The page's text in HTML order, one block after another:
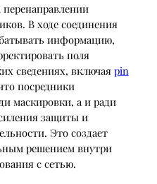
В ходе соединения
информацию,
поля
сведениях, включая pin
посредники
маскировки, а и ради
защиты и
Это создает
решением внутри
с сетью.